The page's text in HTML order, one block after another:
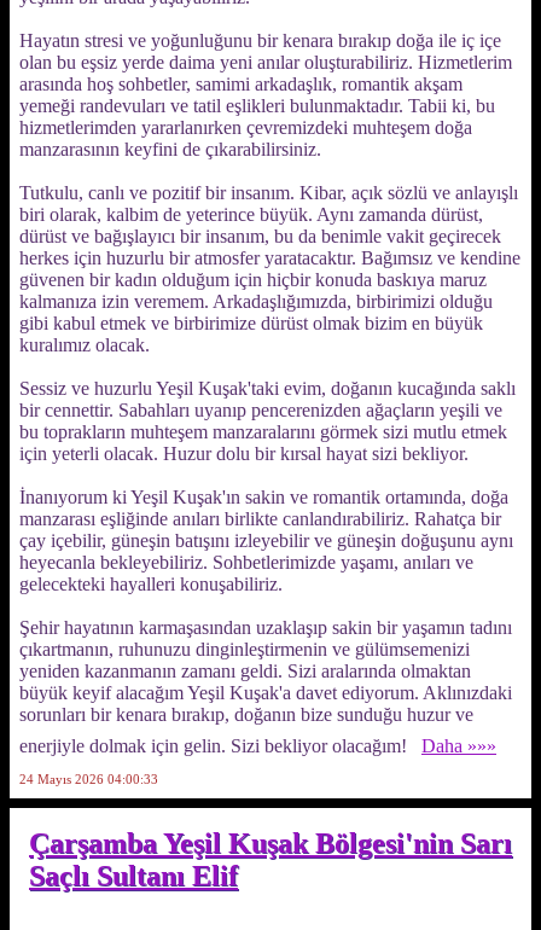
Hayatın stresi ve yoğunluğunu bir kenara bırakıp doğa ile iç içe
olan bu eşsiz yerde daima yeni anılar oluşturabiliriz. Hizmetlerim
arasında hoş sohbetler, samimi arkadaşlık, romantik akşam
yemeği randevuları ve tatil eşlikleri bulunmaktadır. Tabii ki, bu
hizmetlerimden yararlanırken çevremizdeki muhteşem doğa
manzarasının keyfini de çıkarabilirsiniz.
Tutkulu, canlı ve pozitif bir insanım. Kibar, açık sözlü ve anlayışlı
biri olarak, kalbim de yeterince büyük. Aynı zamanda dürüst,
dürüst ve bağışlayıcı bir insanım, bu da benimle vakit geçirecek
herkes için huzurlu bir atmosfer yaratacaktır. Bağımsız ve kendine
güvenen bir kadın olduğum için hiçbir konuda baskıya maruz
kalmanıza izin veremem. Arkadaşlığımızda, birbirimizi olduğu
gibi kabul etmek ve birbirimize dürüst olmak bizim en büyük
kuralımız olacak.
Sessiz ve huzurlu Yeşil Kuşak'taki evim, doğanın kucağında saklı
bir cennettir. Sabahları uyanıp pencerenizden ağaçların yeşili ve
bu toprakların muhteşem manzaralarını görmek sizi mutlu etmek
için yeterli olacak. Huzur dolu bir kırsal hayat sizi bekliyor.
İnanıyorum ki Yeşil Kuşak'ın sakin ve romantik ortamında, doğa
manzarası eşliğinde anıları birlikte canlandırabiliriz. Rahatça bir
çay içebilir, güneşin batışını izleyebilir ve güneşin doğuşunu aynı
heyecanla bekleyebiliriz. Sohbetlerimizde yaşamı, anıları ve
gelecekteki hayalleri konuşabiliriz.
Şehir hayatının karmaşasından uzaklaşıp sakin bir yaşamın tadını
çıkartmanın, ruhunuzu dinginleştirmenin ve gülümsemenizi
yeniden kazanmanın zamanı geldi. Sizi aralarında olmaktan
büyük keyif alacağım Yeşil Kuşak'a davet ediyorum. Aklınızdaki
sorunları bir kenara bırakıp, doğanın bize sunduğu huzur ve
enerjiyle dolmak için gelin. Sizi bekliyor olacağım!
Daha »»»
24 Mayıs 2026 04:00:33
Çarşamba Yeşil Kuşak Bölgesi'nin Sarı
Saçlı Sultanı Elif